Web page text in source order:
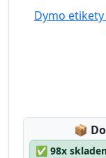
Dymo etikety
📦
✅ 98x